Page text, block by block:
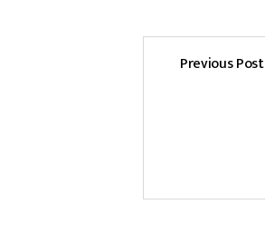
Previous Post